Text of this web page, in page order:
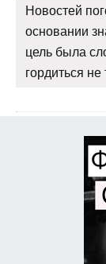
Новостей
основании
цель была
гордиться не